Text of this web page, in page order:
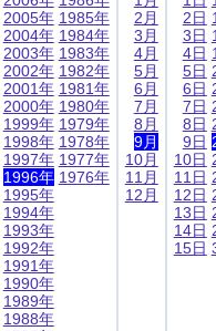
2005年
2004年
2003年
2002年
2001年
2000年
1999年
1998年
1997年
1996年
1995年
1994年
1993年
1992年
1991年
1990年
1989年
1988年
1985年
1984年
1983年
1982年
1981年
1980年
1979年
1978年
1977年
1976年
2月
3月
4月
5月
6月
7月
8月
9月
10月
11月
12月
2日
3日
4日
5日
6日
7日
8日
9日
10日
11日
12日
13日
14日
15日